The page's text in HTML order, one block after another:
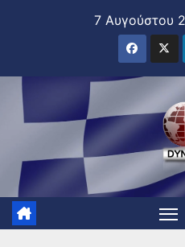
7 Αυγούστου